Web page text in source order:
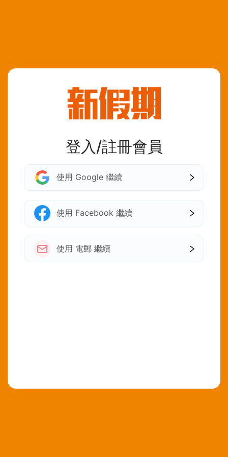
登入/註冊會員
使用 Google 繼續
使用 Facebook 繼續
使用 電郵 繼續